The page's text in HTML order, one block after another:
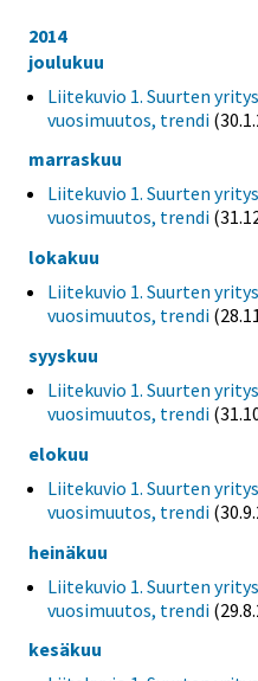
2014
joulukuu
Liitekuvio 1. Suurten
vuosimuutos, trendi
marraskuu
Liitekuvio 1. Suurten
vuosimuutos, trendi
lokakuu
Liitekuvio 1. Suurten
vuosimuutos, trendi
syyskuu
Liitekuvio 1. Suurten
vuosimuutos, trendi
elokuu
Liitekuvio 1. Suurten
vuosimuutos, trendi
heinäkuu
Liitekuvio 1. Suurten
vuosimuutos, trendi
kesäkuu